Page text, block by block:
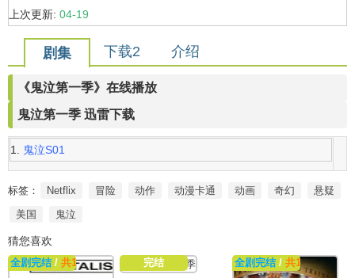
上次更新: 04-19
剧集 下载2 介绍
《鬼泣第一季》在线播放
鬼泣第一季 迅雷下载
鬼泣S01
标签： Netflix 冒险 动作 动漫卡通 动画 奇幻
悬疑
美国
鬼泣
猜您喜欢
全剧完结 / 共13集
完结
全剧完结/ 共1集【无字